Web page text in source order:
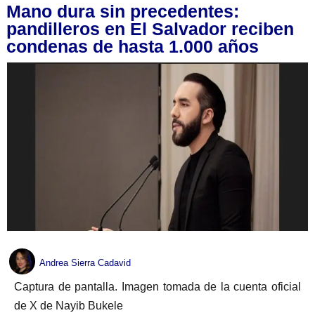
Mano dura sin precedentes:
pandilleros en El Salvador reciben
condenas de hasta 1.000 años
Andrea Sierra Cadavid
Captura de pantalla. Imagen tomada de la cuenta oficial
de X de Nayib Bukele